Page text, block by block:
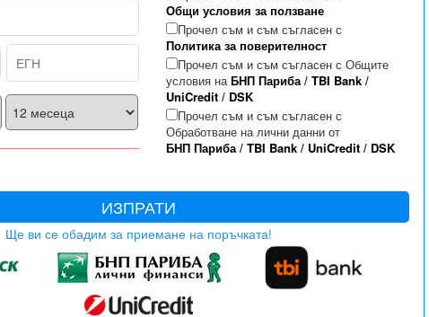
Общи условия за ползване
Прочел съм и съм съгласен с
Политика за поверителност
Прочел съм и съм съгласен с Общите
условия наБНП Париба/ TBI Bank/
UniCredit/ DSK
Прочел съм и съм съгласен с
Обработване на лични данни от
БНП Париба/ TBI Bank/ UniCredit/ DSK
ИЗПРАТИ
Ще ви се обадим за приемане на поръчката!